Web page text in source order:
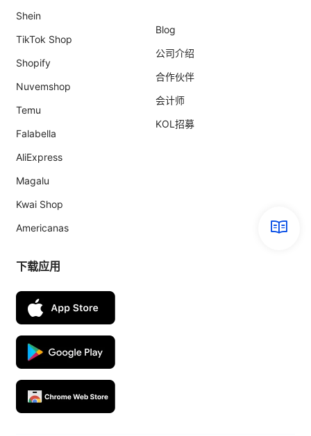
Shein
TikTok Shop
Shopify
Nuvemshop
Temu
Falabella
AliExpress
Magalu
Kwai Shop
Americanas
Blog
公司介绍
合作伙伴
会计师
KOL招募
下载应用